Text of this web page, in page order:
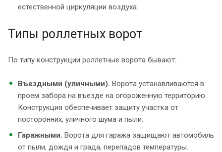
естественной циркуляции воздуха.
Типы роллетных ворот
По типу конструкции роллетные ворота бывают:
Въездными (уличными). Ворота устанавливаются в
проем забора на въезде на огороженную территорию.
Конструкция обеспечивает защиту участка от
посторонних, уличного шума и пыли.
Гаражными. Ворота для гаража защищают автомобиль
от пыли, дождя и града, перепадов температуры.